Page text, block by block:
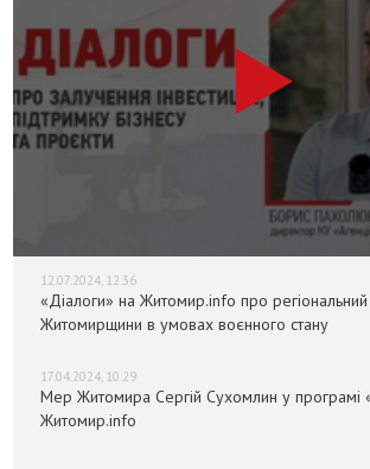
12.07.2024, 12:36
«Діалоги» на Житомир.info про
Житомирщини в умовах воєнного стану
17.04.2024, 10:29
Мер Житомира Сергій Сухомлин у програмі
Житомир.info